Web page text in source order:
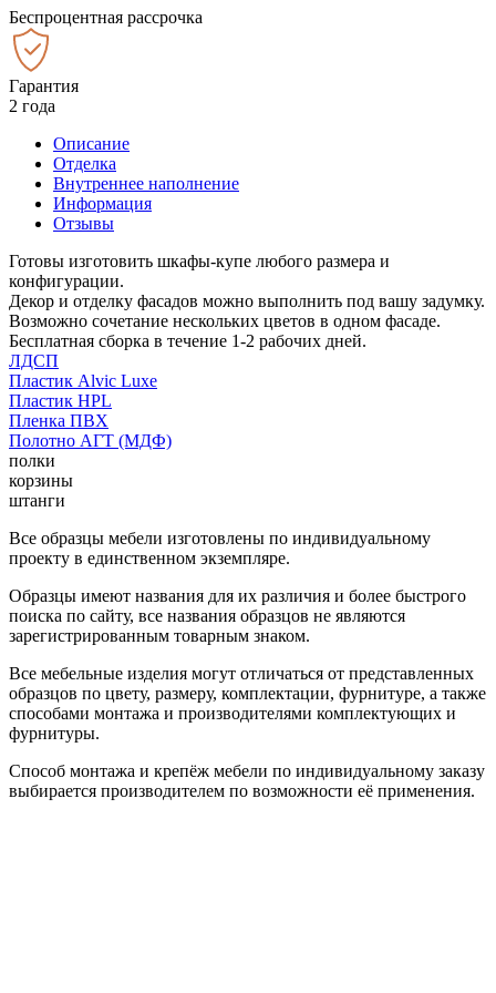
Беспроцентная рассрочка
Гарантия
2 года
Описание
Отделка
Внутреннее наполнение
Информация
Отзывы
Готовы изготовить шкафы-купе любого размера и
конфигурации.
Декор и отделку фасадов можно выполнить под вашу задумку.
Возможно сочетание нескольких цветов в одном фасаде.
Бесплатная сборка в течение 1-2 рабочих дней.
ЛДСП
Пластик Alvic Luxe
Пластик HPL
Пленка ПВХ
Полотно АГТ (МДФ)
полки
корзины
штанги
Все образцы мебели изготовлены по индивидуальному
проекту в единственном экземпляре.
Образцы имеют названия для их различия и более быстрого
поиска по сайту, все названия образцов не являются
зарегистрированным товарным знаком.
Все мебельные изделия могут отличаться от представленных
образцов по цвету, размеру, комплектации, фурнитуре, а также
способами монтажа и производителями комплектующих и
фурнитуры.
Способ монтажа и крепёж мебели по индивидуальному заказу
выбирается производителем по возможности её применения.